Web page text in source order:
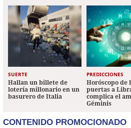
SUERTE
Hallan un billete de
lotería millonario en un
basurero de Italia
PREDICCIONES
Horóscopo de
puertas a
complica el
Géminis
CONTENIDO PROMOCIONADO